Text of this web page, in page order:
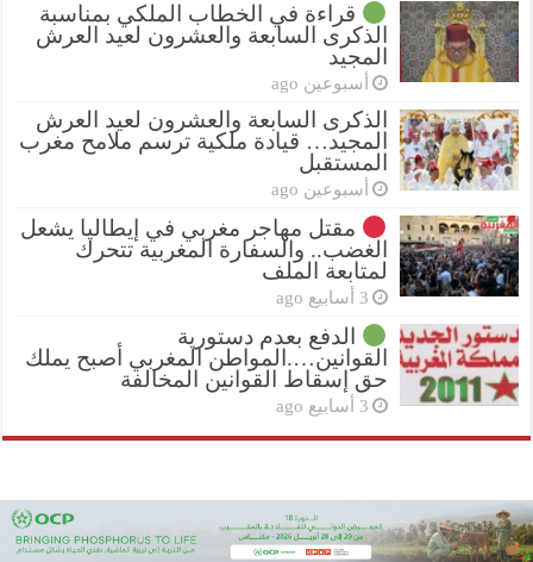
قراءة في الخطاب الملكي بمناسبة
الذكرى السابعة والعشرون لعيد العرش
المجيد
أسبوعين ago
الذكرى السابعة والعشرون لعيد العرش
المجيد… قيادة ملكية ترسم ملامح مغرب
المستقبل
أسبوعين ago
مقتل مهاجر مغربي في إيطاليا يشعل
الغضب.. والسفارة المغربية تتحرك
لمتابعة الملف
3 أسابيع ago
الدفع بعدم دستورية
القوانين….المواطن المغربي أصبح يملك
حق إسقاط القوانين المخالفة
3 أسابيع ago